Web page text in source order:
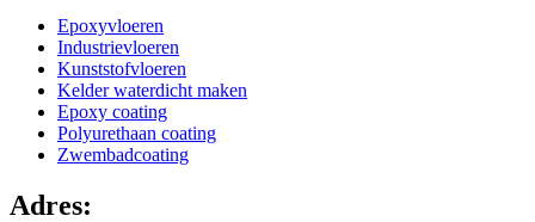
Epoxyvloeren
Industrievloeren
Kunststofvloeren
Kelder waterdicht maken
Epoxy coating
Polyurethaan coating
Zwembadcoating
Adres: